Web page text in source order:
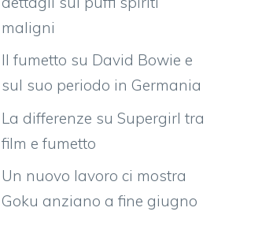
maligni
Il fumetto su David Bowie e
sul suo periodo in Germania
La differenze su Supergirl tra
film e fumetto
Un nuovo lavoro ci mostra
Goku anziano a fine giugno